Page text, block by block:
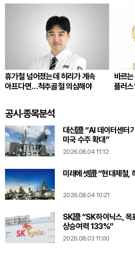
휴가철 넘어졌는데 허리가 계속
아프다면…척추골절 의심해야
바르
플러스
공시·종목분석
대신證 “AI 데이터센터
미국 수주 확대”
2026.08.04 11:12
미래에셋證 “현대제철,
2026.08.04 10:21
SK證 “SK하이닉스,
상승여력 133%”
2026.08.03 11:00